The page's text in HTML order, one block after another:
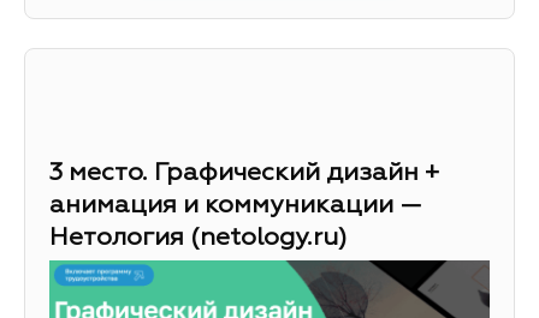
3 место. Графический дизайн +
анимация и коммуникации —
Нетология (netology.ru)